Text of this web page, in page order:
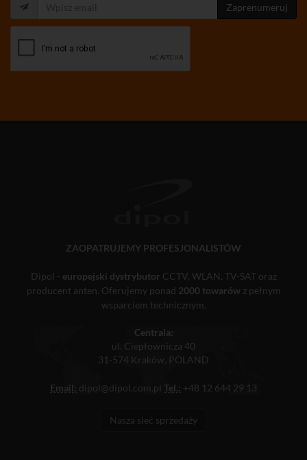
Zaprenumeruj
ZAOPATRUJEMY PROFESJONALISTÓW
Dipol - europejski dystrybutor CCTV, WLAN, TV-SAT oraz
producent anten. Oferujemy ponad 2000 towarówz pełnym
wsparciem technicznym.
Centrala:
ul. Ciepłownicza 40
31-574 Kraków, POLAND
Email: dipol@dipol.com.pl Tel.: +48 12 644 29 13
Nasza sieć sprzedaży